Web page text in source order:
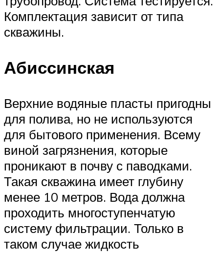
Комплектация зависит от типа
скважины.
Абиссинская
Верхние водяные пласты пригодны
для полива, но не используются
для бытового применения. Всему
виной загрязнения, которые
проникают в почву с паводками.
Такая скважина имеет глубину
менее 10 метров. Вода должна
проходить многоступенчатую
систему фильтрации. Только в
таком случае жидкость